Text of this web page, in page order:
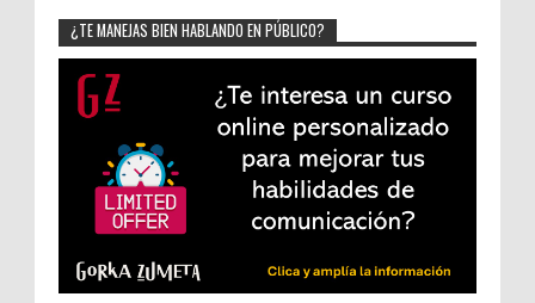
¿TE MANEJAS BIEN HABLANDO EN PÚBLICO?